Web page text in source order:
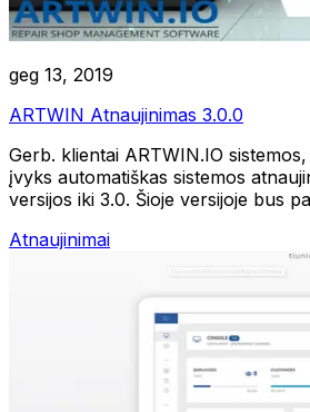
geg 13, 2019
ARTWIN Atnaujinimas 3.0.0
Gerb. klientai ARTWIN.IO
įvyks automatiškas sistemos
versijos iki 3.0. Šioje versijoje bus
Atnaujinimai